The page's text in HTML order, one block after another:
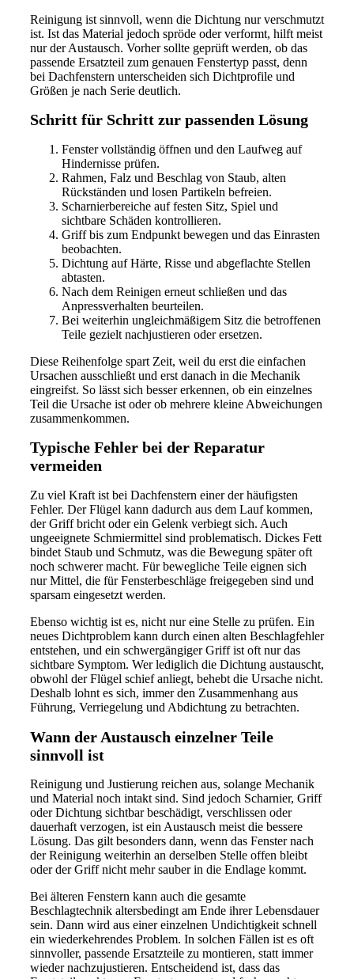
Reinigung ist sinnvoll, wenn die Dichtung nur verschmutzt
ist. Ist das Material jedoch spröde oder verformt, hilft meist
nur der Austausch. Vorher sollte geprüft werden, ob das
passende Ersatzteil zum genauen Fenstertyp passt, denn
bei Dachfenstern unterscheiden sich Dichtprofile und
Größen je nach Serie deutlich.
Schritt für Schritt zur passenden Lösung
Fenster vollständig öffnen und den Laufweg auf
Hindernisse prüfen.
Rahmen, Falz und Beschlag von Staub, alten
Rückständen und losen Partikeln befreien.
Scharnierbereiche auf festen Sitz, Spiel und
sichtbare Schäden kontrollieren.
Griff bis zum Endpunkt bewegen und das Einrasten
beobachten.
Dichtung auf Härte, Risse und abgeflachte Stellen
abtasten.
Nach dem Reinigen erneut schließen und das
Anpressverhalten beurteilen.
Bei weiterhin ungleichmäßigem Sitz die betroffenen
Teile gezielt nachjustieren oder ersetzen.
Diese Reihenfolge spart Zeit, weil du erst die einfachen
Ursachen ausschließt und erst danach in die Mechanik
eingreifst. So lässt sich besser erkennen, ob ein einzelnes
Teil die Ursache ist oder ob mehrere kleine Abweichungen
zusammenkommen.
Typische Fehler bei der Reparatur
vermeiden
Zu viel Kraft ist bei Dachfenstern einer der häufigsten
Fehler. Der Flügel kann dadurch aus dem Lauf kommen,
der Griff bricht oder ein Gelenk verbiegt sich. Auch
ungeeignete Schmiermittel sind problematisch. Dickes Fett
bindet Staub und Schmutz, was die Bewegung später oft
noch schwerer macht. Für bewegliche Teile eignen sich
nur Mittel, die für Fensterbeschläge freigegeben sind und
sparsam eingesetzt werden.
Ebenso wichtig ist es, nicht nur eine Stelle zu prüfen. Ein
neues Dichtproblem kann durch einen alten Beschlagfehler
entstehen, und ein schwergängiger Griff ist oft nur das
sichtbare Symptom. Wer lediglich die Dichtung austauscht,
obwohl der Flügel schief anliegt, behebt die Ursache nicht.
Deshalb lohnt es sich, immer den Zusammenhang aus
Führung, Verriegelung und Abdichtung zu betrachten.
Wann der Austausch einzelner Teile
sinnvoll ist
Reinigung und Justierung reichen aus, solange Mechanik
und Material noch intakt sind. Sind jedoch Scharnier, Griff
oder Dichtung sichtbar beschädigt, verschlissen oder
dauerhaft verzogen, ist ein Austausch meist die bessere
Lösung. Das gilt besonders dann, wenn das Fenster nach
der Reinigung weiterhin an derselben Stelle offen bleibt
oder der Griff nicht mehr sauber in die Endlage kommt.
Bei älteren Fenstern kann auch die gesamte
Beschlagtechnik altersbedingt am Ende ihrer Lebensdauer
sein. Dann wird aus einer einzelnen Undichtigkeit schnell
ein wiederkehrendes Problem. In solchen Fällen ist es oft
sinnvoller, passende Ersatzteile zu montieren, statt immer
wieder nachzujustieren. Entscheidend ist, dass das